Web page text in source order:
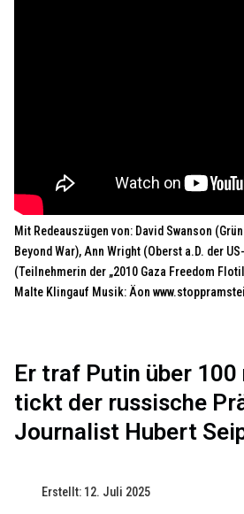
Mit Redeauszügen von: David Swanson
Beyond War), Ann Wright (Oberst a.D. der
(Teilnehmerin der „2010 Gaza Freedom
Malte Klingauf Musik: Äon
Er traf Putin über 100
tickt der russische
Journalist Hubert
Erstellt: 12. Juli 2025